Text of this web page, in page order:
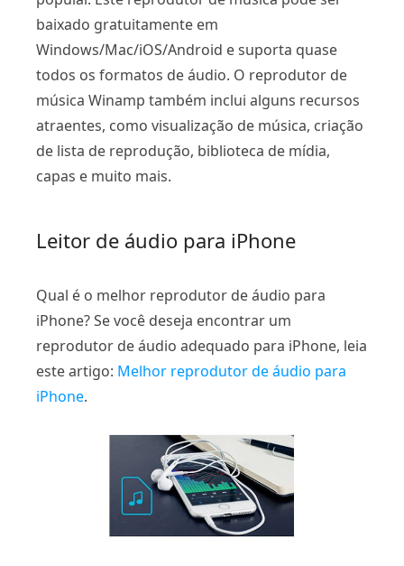
baixado gratuitamente em
Windows/Mac/iOS/Android e suporta quase
todos os formatos de áudio. O reprodutor de
música Winamp também inclui alguns recursos
atraentes, como visualização de música, criação
de lista de reprodução, biblioteca de mídia,
capas e muito mais.
Leitor de áudio para iPhone
Qual é o melhor reprodutor de áudio para
iPhone? Se você deseja encontrar um
reprodutor de áudio adequado para iPhone, leia
este artigo: Melhor reprodutor de áudio para
iPhone.